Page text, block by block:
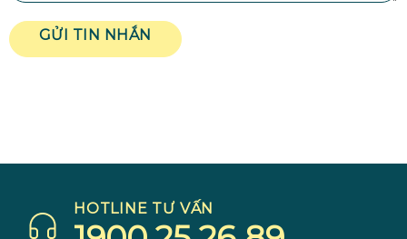
GỬI TIN NHẮN
HOTLINE TƯ VẤN